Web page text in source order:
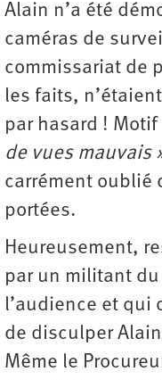
Alain n’a été
caméras de
commissariat de
les faits,
par hasard !
de vues mauvais
carrément oublié
portées.
Heureusement,
par un militant du
l’audience et qui
de disculper
Même le